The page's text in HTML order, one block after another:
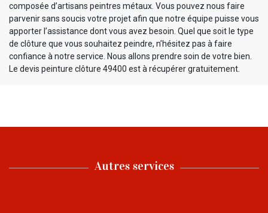
composée d’artisans peintres métaux. Vous pouvez nous faire
parvenir sans soucis votre projet afin que notre équipe puisse vous
apporter l’assistance dont vous avez besoin. Quel que soit le type
de clôture que vous souhaitez peindre, n’hésitez pas à faire
confiance à notre service. Nous allons prendre soin de votre bien.
Le devis peinture clôture 49400 est à récupérer gratuitement.
Autres services